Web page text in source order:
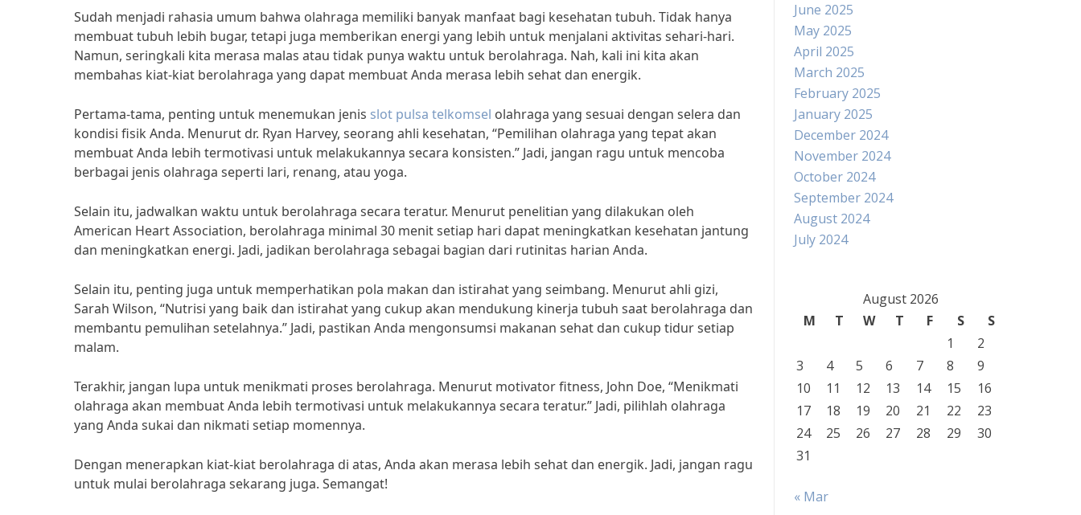
Sudah menjadi rahasia umum bahwa olahraga memiliki banyak manfaat bagi kesehatan tubuh. Tidak hanya
membuat tubuh lebih bugar, tetapi juga memberikan energi yang lebih untuk menjalani aktivitas sehari-hari.
Namun, seringkali kita merasa malas atau tidak punya waktu untuk berolahraga. Nah, kali ini kita akan
membahas kiat-kiat berolahraga yang dapat membuat Anda merasa lebih sehat dan energik.
Pertama-tama, penting untuk menemukan jenis slot pulsa telkomsel olahraga yang sesuai dengan selera dan
kondisi fisik Anda. Menurut dr. Ryan Harvey, seorang ahli kesehatan, “Pemilihan olahraga yang tepat akan
membuat Anda lebih termotivasi untuk melakukannya secara konsisten.” Jadi, jangan ragu untuk mencoba
berbagai jenis olahraga seperti lari, renang, atau yoga.
Selain itu, jadwalkan waktu untuk berolahraga secara teratur. Menurut penelitian yang dilakukan oleh
American Heart Association, berolahraga minimal 30 menit setiap hari dapat meningkatkan kesehatan jantung
dan meningkatkan energi. Jadi, jadikan berolahraga sebagai bagian dari rutinitas harian Anda.
Selain itu, penting juga untuk memperhatikan pola makan dan istirahat yang seimbang. Menurut ahli gizi,
Sarah Wilson, “Nutrisi yang baik dan istirahat yang cukup akan mendukung kinerja tubuh saat berolahraga dan
membantu pemulihan setelahnya.” Jadi, pastikan Anda mengonsumsi makanan sehat dan cukup tidur setiap
malam.
Terakhir, jangan lupa untuk menikmati proses berolahraga. Menurut motivator fitness, John Doe, “Menikmati
olahraga akan membuat Anda lebih termotivasi untuk melakukannya secara teratur.” Jadi, pilihlah olahraga
yang Anda sukai dan nikmati setiap momennya.
Dengan menerapkan kiat-kiat berolahraga di atas, Anda akan merasa lebih sehat dan energik. Jadi, jangan ragu
untuk mulai berolahraga sekarang juga. Semangat!
June 2025
May 2025
April 2025
March 2025
February 2025
January 2025
December 2024
November 2024
October 2024
September 2024
August 2024
July 2024
August 2026
M
T W T F S
S
1
2
3
4 5 6 7 8
9
10
11 12 13 14 15
16
17
18 19 20 21 22
23
24
25 26 27 28 29
30
31
« Mar